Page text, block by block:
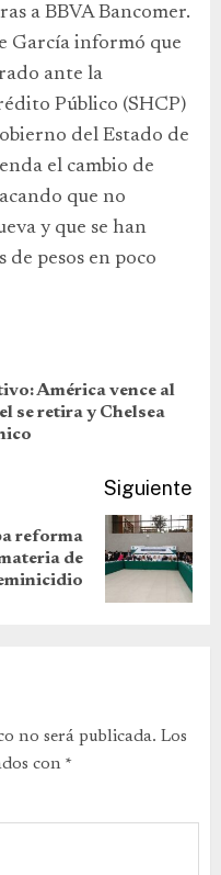
a BBVA Bancomer.
García informó que
ante la
Público (SHCP)
del Estado de
el cambio de
que no
y que se han
de pesos en poco
América vence al
se retira y Chelsea
Siguiente
reforma
de
no será publicada. Los
con *